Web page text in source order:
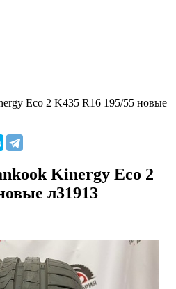
Eco 2 K435 R16 195/55 новые
Kinergy Eco 2
л31913